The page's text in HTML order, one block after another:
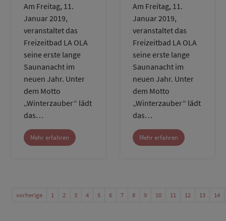
Am Freitag, 11.
Januar 2019,
veranstaltet das
Freizeitbad LA OLA
seine erste lange
Saunanacht im
neuen Jahr. Unter
dem Motto
„Winterzauber“ lädt
das…
Mehr erfahren
Am Freitag, 11.
Januar 2019,
veranstaltet das
Freizeitbad LA OLA
seine erste lange
Saunanacht im
neuen Jahr. Unter
dem Motto
„Winterzauber“ lädt
das…
Mehr erfahren
vorherige 1 2 3 4 5 6 7 8 9 10 11 12 13 14